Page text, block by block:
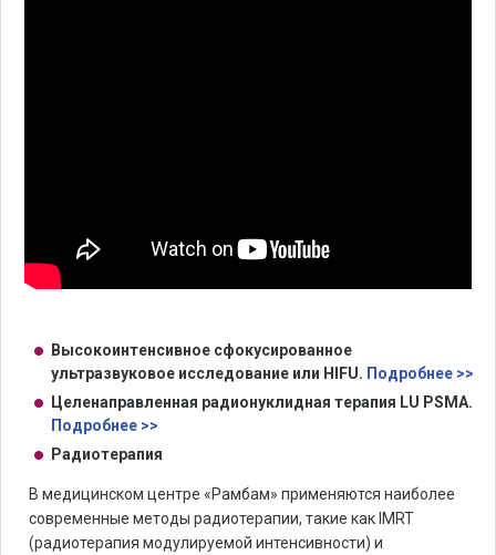
Высокоинтенсивное сфокусированное
ультразвуковое исследование или HIFU. Подробнее >>
Целенаправленная радионуклидная терапия LU PSMA.
Подробнее >>
Радиотерапия
В медицинском центре «Рамбам» применяются наиболее
современные методы радиотерапии, такие как IMRT
(радиотерапия модулируемой интенсивности) и